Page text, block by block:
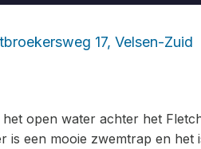
17, Velsen-Zuid
open water achter het
is een mooie zwemtrap en